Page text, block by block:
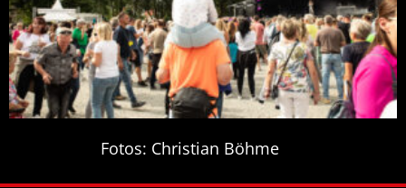
Fotos: Christian Böhme